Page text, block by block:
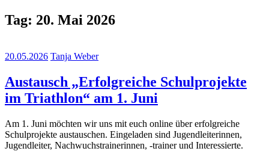
Tag: 20. Mai 2026
20.05.2026 Tanja Weber
Austausch „Erfolgreiche Schulprojekte
im Triathlon“ am 1. Juni
Am 1. Juni möchten wir uns mit euch online über erfolgreiche
Schulprojekte austauschen. Eingeladen sind Jugendleiterinnen,
Jugendleiter, Nachwuchstrainerinnen, -trainer und Interessierte.